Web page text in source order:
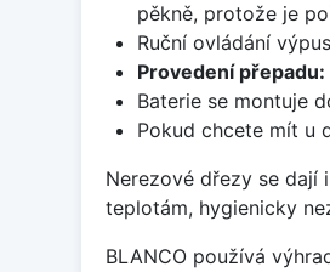
pěkně, protože je
Ruční ovládání
Provedení přepadu:
Baterie se montuje
Pokud chcete mít u
Nerezové dřezy se dají
teplotám, hygienicky
BLANCO používá